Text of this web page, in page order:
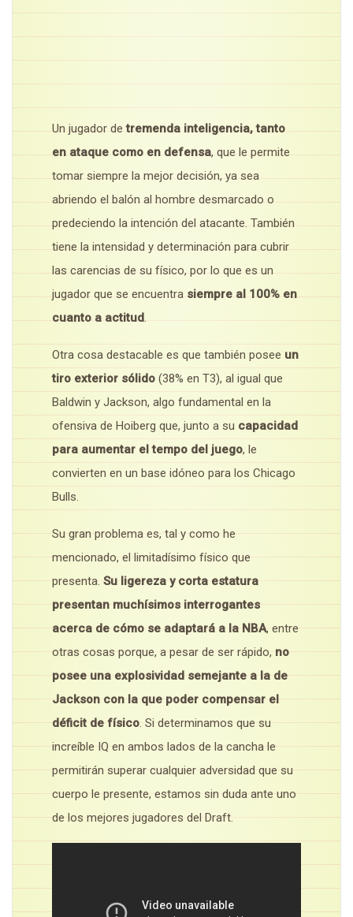
Un jugador detremenda inteligencia, tanto
en ataque como en defensa, que le permite
tomar siempre la mejor decisión, ya sea
abriendo el balón al hombre desmarcado o
predeciendo la intención del atacante. También
tiene la intensidad y determinación para cubrir
las carencias de su físico, por lo que es un
jugador que se encuentra siempre al 100% en
cuanto a actitud.
Otra cosa destacable es que también posee un
tiro exterior sólido (38% en T3), al igual que
Baldwin y Jackson, algo fundamental en la
ofensiva de Hoiberg que, junto a su capacidad
para aumentar el tempo del juego, le
convierten en un base idóneo para los Chicago
Bulls.
Su gran problema es, tal y como he
mencionado, el limitadísimo físico que
presenta. Su ligereza y corta estatura
presentan muchísimos interrogantes
acerca de cómo se adaptará a la NBA, entre
otras cosas porque, a pesar de ser rápido, no
posee una explosividad semejante a la de
Jackson con la que poder compensar el
déficit de físico. Si determinamos que su
increíble IQ en ambos lados de la cancha le
permitirán superar cualquier adversidad que su
cuerpo le presente, estamos sin duda ante uno
de los mejores jugadores del Draft.